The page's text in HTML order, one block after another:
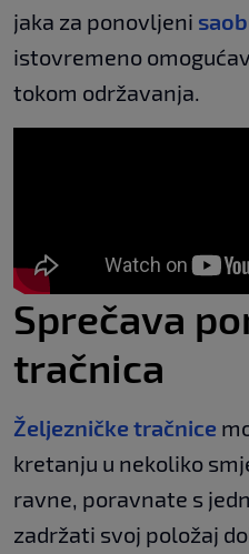
jaka za ponovljeni
istovremeno
tokom održavanja.
Sprečava
tračnica
Željezničke tračnice
kretanju u nekoliko
ravne, poravnate s
zadržati svoj položaj